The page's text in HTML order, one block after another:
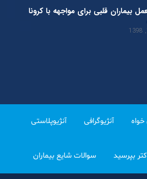
بیماران قلبی برای مواجهه با کرونا
آنژیوگرافی آنژیوپلاستی
بپرسید سوالات شایع بیماران